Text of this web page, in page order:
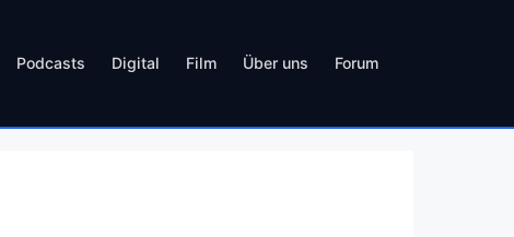
Podcasts Digital Film Über uns Forum